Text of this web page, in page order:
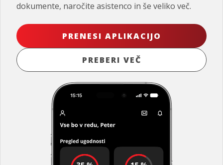
dokumente, naročite asistenco in še veliko več.
PRENESI APLIKACIJO
PREBERI VEČ